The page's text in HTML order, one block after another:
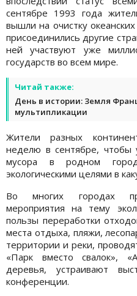
сентябре 1993 года
вышли на очистку
присоединились другие
ней участвуют уже
государств во всем мире.
Читай также:
День в истории: Земля
мультипликации
Жители разных
неделю в сентябре, чтобы
мусора в родном
экологическими целями в
Во многих городах
мероприятия на тему
пользы переработки
места отдыха, пляжи,
территории и реки,
«Парк вместо свалок»,
деревья, устраивают
конференции.